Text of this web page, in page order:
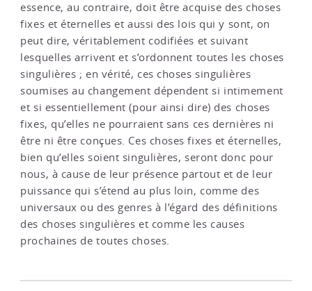
essence, au contraire, doit être acquise des choses
fixes et éternelles et aussi des lois qui y sont, on
peut dire, véritablement codifiées et suivant
lesquelles arrivent et s’ordonnent toutes les choses
singulières ; en vérité, ces choses singulières
soumises au changement dépendent si intimement
et si essentiellement (pour ainsi dire) des choses
fixes, qu’elles ne pourraient sans ces dernières ni
être ni être conçues. Ces choses fixes et éternelles,
bien qu’elles soient singulières, seront donc pour
nous, à cause de leur présence partout et de leur
puissance qui s’étend au plus loin, comme des
universaux ou des genres à l’égard des définitions
des choses singulières et comme les causes
prochaines de toutes choses.